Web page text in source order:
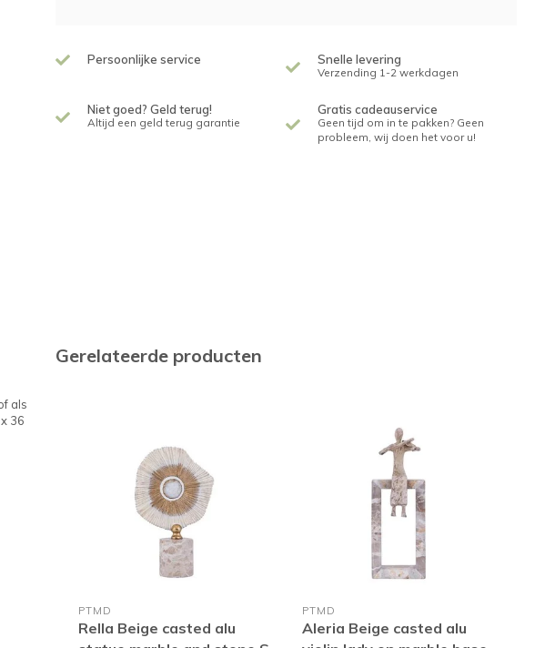
Persoonlijke service Snelle levering
Verzending 1-2 werkdagen
Niet goed? Geld terug!
Altijd een geld terug garantie
Gratis cadeauservice
Geen tijd om in te pakken? Geen
probleem, wij doen het voor u!
als
36
Gerelateerde producten
PTMD
Rella Beige casted alu
PTMD
Aleria Beige casted alu